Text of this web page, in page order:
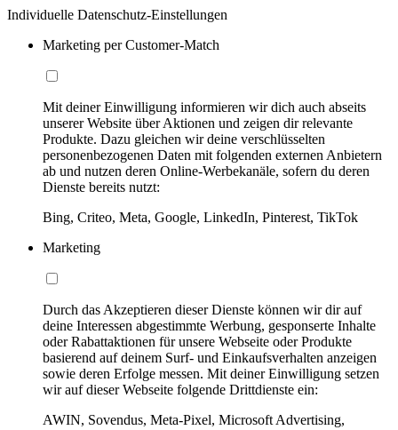
Individuelle Datenschutz-Einstellungen
Marketing per Customer-Match
Mit deiner Einwilligung informieren wir dich auch abseits
unserer Website über Aktionen und zeigen dir relevante
Produkte. Dazu gleichen wir deine verschlüsselten
personenbezogenen Daten mit folgenden externen Anbietern
ab und nutzen deren Online-Werbekanäle, sofern du deren
Dienste bereits nutzt:
Bing, Criteo, Meta, Google, LinkedIn, Pinterest, TikTok
Marketing
Durch das Akzeptieren dieser Dienste können wir dir auf
deine Interessen abgestimmte Werbung, gesponserte Inhalte
oder Rabattaktionen für unsere Webseite oder Produkte
basierend auf deinem Surf- und Einkaufsverhalten anzeigen
sowie deren Erfolge messen. Mit deiner Einwilligung setzen
wir auf dieser Webseite folgende Drittdienste ein:
AWIN, Sovendus, Meta-Pixel, Microsoft Advertising,